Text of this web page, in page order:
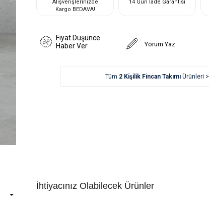
Alışverişlerinizde
Kargo BEDAVA!
14 Gün İade Garantisi
Fiyat Düşünce
Haber Ver
Yorum Yaz
Tüm 2 Kişilik Fincan Takımı Ürünleri >
İhtiyacınız Olabilecek Ürünler